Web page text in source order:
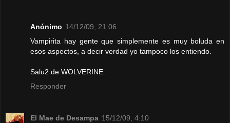
Anónimo 14/12/09, 21:06
Vampirita hay gente que simplemente es muy boluda en
esos aspectos, a decir verdad yo tampoco los entiendo.
Salu2 de WOLVERINE.
Responder
El Mae de Desampa 15/12/09, 4:10